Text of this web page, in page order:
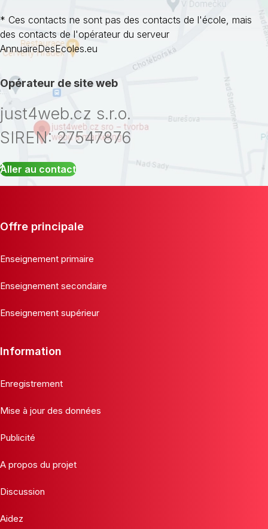
* Ces contacts ne sont pas des contacts de l'école, mais
des contacts de l'opérateur du serveur
AnnuaireDesEcoles.eu
Opérateur de site web
just4web.cz s.r.o.
SIREN: 27547876
Aller au contact
Offre principale
Enseignement primaire
Enseignement secondaire
Enseignement supérieur
Information
Enregistrement
Mise à jour des données
Publicité
A propos du projet
Discussion
Aidez